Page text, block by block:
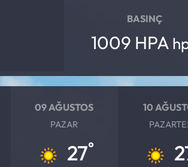
BASINÇ
1009 HPA
09 AĞUSTOS
PAZAR
27°
10